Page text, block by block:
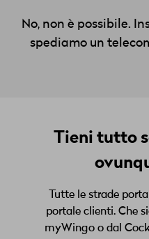
No, non è possibile.
spediamo un
Tieni tutto
Tutte le strade
portale clienti. Che
myWingo o dal